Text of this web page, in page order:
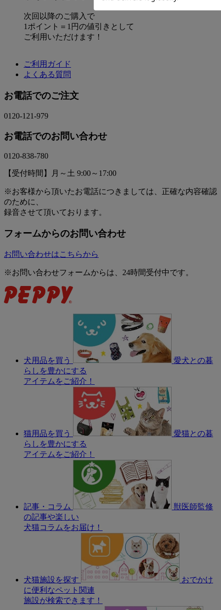
次回以降のご購入で
1ポイント＝1円の値引きとして
ご利用いただけます！
ご利用ガイド
よくある質問
お電話でのご注文
0120-121-979
お電話でのお問い合わせ
0120-838-780
【受付時間】月～土 9:00～17:00
※お客様から頂いたお電話につきましては、正確な内容確認
のために、
録音させて頂いております。
フォームからのお問い合わせ
お問い合わせはこちらから
※お問い合わせフォームからは、24時間受付中です。
犬用品を買う
愛犬との暮
らしを豊かにする
アイテムをご紹介！
猫用品を買う
愛猫との暮
らしを豊かにする
アイテムをご紹介！
記事・コラム
獣医師監修
の記事や楽しい
犬猫コラムをお届け！
犬猫施設を探す
おでかけ
に便利なペット関連
施設が検索できます！